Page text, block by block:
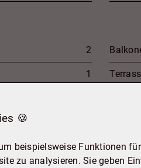
2
1
ca. 64,01 m²
🍪
beispielsweise Funktionen
zu analysieren. Sie geben